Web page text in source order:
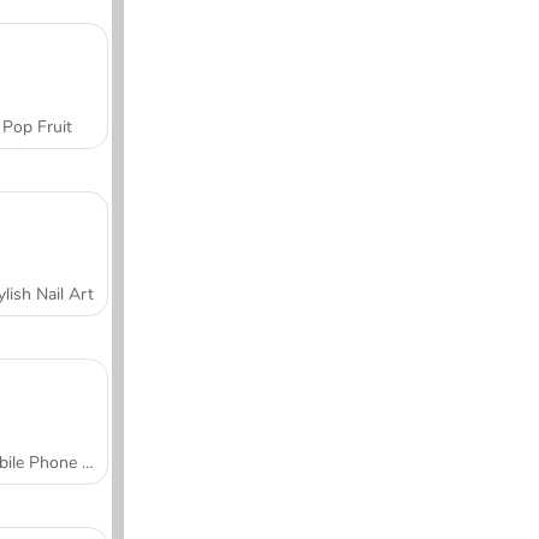
Pop Fruit
Nail Art
Mobile Phone Case Design & DIY